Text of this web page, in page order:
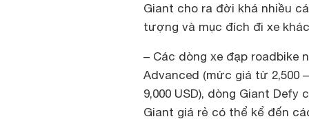
Giant cho ra đời khá nhiều
tượng và mục đích đi xe
– Các dòng xe đạp roadbike
Advanced (mức giá từ 2,500
9,000 USD), dòng Giant
Giant giá rẻ có thể kể đến